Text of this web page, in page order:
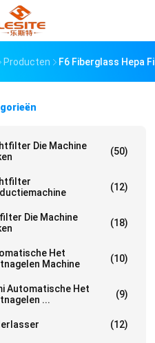
Producten F6 Fiberglass Hepa
Die Machine
(50)
(12)
Die Machine
(18)
Het
Machine
(10)
Automatische Het
...
(9)
(12)